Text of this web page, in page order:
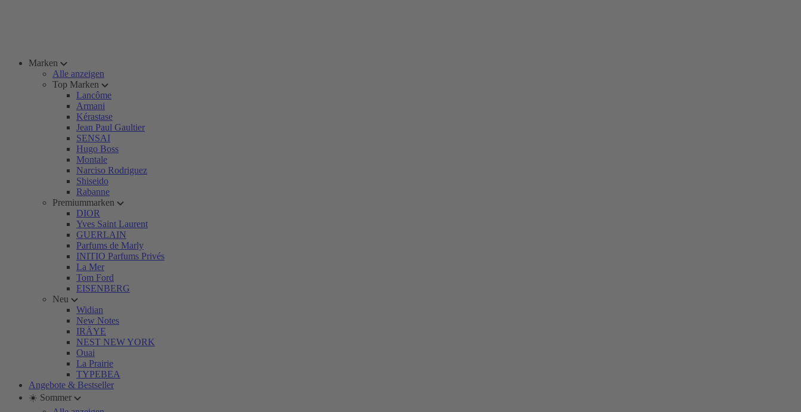
Marken
Alle anzeigen
Top Marken
Lancôme
Armani
Kérastase
Jean Paul Gaultier
SENSAI
Hugo Boss
Montale
Narciso Rodriguez
Shiseido
Rabanne
Premiummarken
DIOR
Yves Saint Laurent
GUERLAIN
Parfums de Marly
INITIO Parfums Privés
La Mer
Tom Ford
EISENBERG
Neu
Widian
New Notes
IRÄYE
NEST NEW YORK
Ouai
La Prairie
TYPEBEA
Angebote & Bestseller
☀️ Sommer